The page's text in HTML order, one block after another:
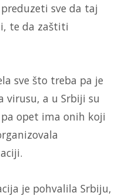
sve da taj
te da zaštiti
sve što treba pa je
virusu, a u Srbiji su
opet ima onih koji
je pohvalila Srbiju,